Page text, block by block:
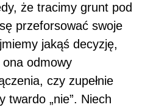
że tracimy grunt pod
przeforsować swoje
jakąś decyzję,
odmowy
czy zupełnie
twardo „nie”. Niech